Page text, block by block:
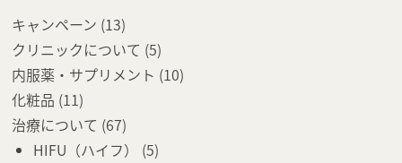
キャンペーン (13)
クリニックについて (5)
内服薬・サプリメント (10)
化粧品 (11)
治療について (67)
HIFU（ハイフ）
(5)